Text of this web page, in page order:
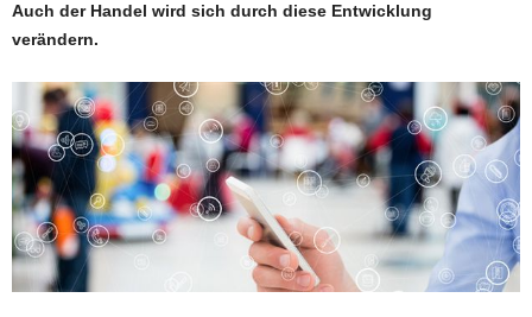
Auch der Handel wird sich durch diese Entwicklung
verändern.